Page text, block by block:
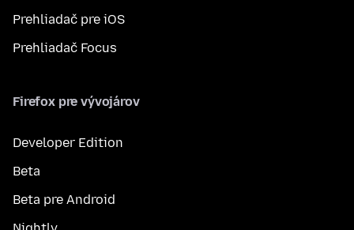
Prehliadač pre iOS
Prehliadač Focus
Firefox pre vývojárov
Developer Edition
Beta
Beta pre Android